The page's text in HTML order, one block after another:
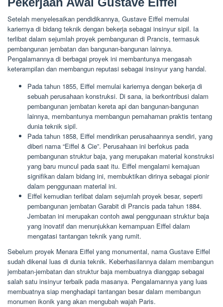
Setelah menyelesaikan pendidikannya, Gustave Eiffel memulai
kariernya di bidang teknik dengan bekerja sebagai insinyur sipil. Ia
terlibat dalam sejumlah proyek pembangunan di Prancis, termasuk
pembangunan jembatan dan bangunan-bangunan lainnya.
Pengalamannya di berbagai proyek ini membantunya mengasah
keterampilan dan membangun reputasi sebagai insinyur yang handal.
Pada tahun 1855, Eiffel memulai kariernya dengan bekerja di
sebuah perusahaan konstruksi. Di sana, ia berkontribusi dalam
pembangunan jembatan kereta api dan bangunan-bangunan
lainnya, membantunya membangun pemahaman praktis tentang
dunia teknik sipil.
Pada tahun 1858, Eiffel mendirikan perusahaannya sendiri, yang
diberi nama “Eiffel & Cie”. Perusahaan ini berfokus pada
pembangunan struktur baja, yang merupakan material konstruksi
yang baru muncul pada saat itu. Eiffel mengalami kemajuan
signifikan dalam bidang ini, membuktikan dirinya sebagai pionir
dalam penggunaan material ini.
Eiffel kemudian terlibat dalam sejumlah proyek besar, seperti
pembangunan jembatan Garabit di Prancis pada tahun 1884.
Jembatan ini merupakan contoh awal penggunaan struktur baja
yang inovatif dan menunjukkan kemampuan Eiffel dalam
mengatasi tantangan teknik yang rumit.
Sebelum proyek Menara Eiffel yang monumental, nama Gustave Eiffel
sudah dikenal luas di dunia teknik. Keberhasilannya dalam membangun
jembatan-jembatan dan struktur baja membuatnya dianggap sebagai
salah satu insinyur terbaik pada masanya. Pengalamannya yang luas
membuatnya siap menghadapi tantangan besar dalam membangun
monumen ikonik yang akan mengubah wajah Paris.